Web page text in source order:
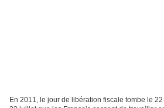
En 2011, le jour de libération fiscale tombe le 22